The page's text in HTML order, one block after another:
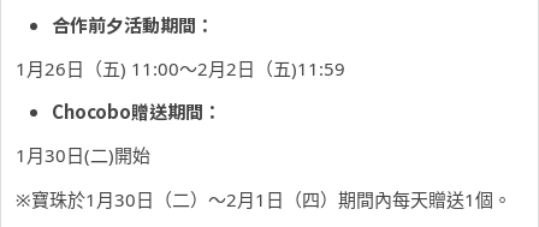
合作前夕活動期間：
1月26日（五) 11:00〜2月2日（五)11:59
Chocobo贈送期間：
1月30日(二)開始
※寶珠於1月30日（二）～2月1日（四）期間內每天贈送1個。